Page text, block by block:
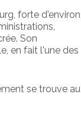
forte d'environ
Son
en fait l'une des
se trouve au